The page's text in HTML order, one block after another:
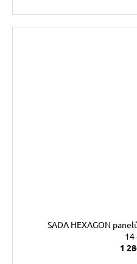
SADA HEXAGON
14
1